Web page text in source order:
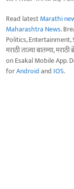
Read latestMarathi
Maharashtra News.
Politics, Entertainment,
मराठी ताज्या बातम्या,
on Esakal Mobile App.
forAndroidand IOS.